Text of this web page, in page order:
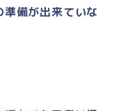
備が出来ていな